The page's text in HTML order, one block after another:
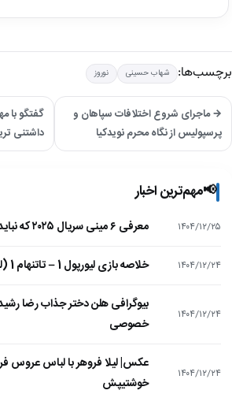
برچسب‌ها: شهاب حسینی نوروز
→ ماجرای شروع اختلافات سپاهان و
پرسپولیس از نگاه محرم نویدکیا
گفتگو با
داشتنی
📢مهم‌ترین اخبار
۱۴۰۴/۱۲/۲۵ معرفی ۶ مینی سریال ۲۰۲۵ که نباید از دست بدهید!
۱۴۰۴/۱۲/۲۴ خلاصه بازی لیورپول 1 – تاتنهام 1 (لیگ برتر انگلیس)
۱۴۰۴/۱۲/۲۴
بیوگرافی هلن دختر جذاب رضا
خصوصی
۱۴۰۴/۱۲/۲۴
عکس| لیلا فروهر با لباس عروس
خوشتیپش